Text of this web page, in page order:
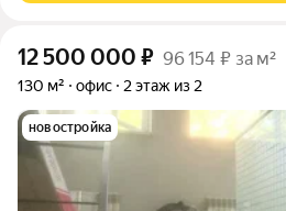
12 500 000 ₽ 96 154 ₽ за м²
130 м² офис 2 этаж из 2
новостройка